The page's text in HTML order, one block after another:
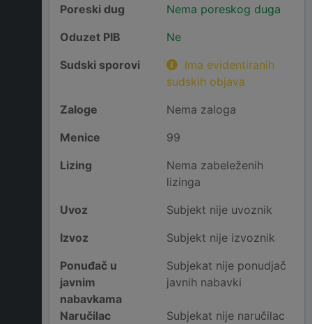
Poreski dug
Nema poreskog duga
Oduzet PIB
Ne
Sudski sporovi
Ima evidentiranih
sudskih objava
Zaloge
Nema zaloga
Menice
99
Lizing
Nema zabeleženih
lizinga
Uvoz
Subjekt nije uvoznik
Izvoz
Subjekt nije izvoznik
Ponuđač u
javnim
nabavkama
Subjekat nije ponudjač
javnih nabavki
Naručilac
Subjekat nije naručilac